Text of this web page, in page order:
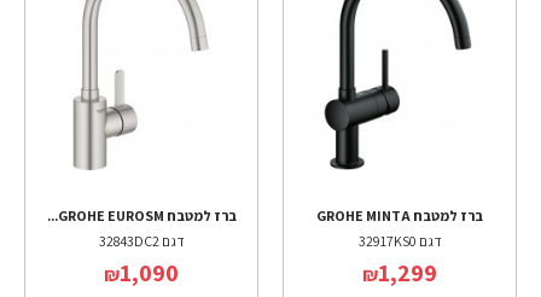
ברז למטבח GROHE MINTA
דגם 32917KS0
₪1,299
ברז למטבח GROHE EUROSM...
דגם 32843DC2
₪1,090